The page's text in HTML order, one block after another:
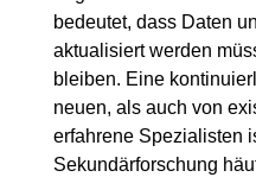
bedeutet, dass Daten
aktualisiert werden
bleiben. Eine
neuen, als auch von
erfahrene Spezialisten
Sekundärforschung